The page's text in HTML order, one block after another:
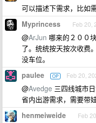
可以描述下需求，比如
Myprincess Feb 20,
@ArJun 哪来的２００
了。统统按天按次收费
没车位。
paulee OP Feb 20,
@Avedge 三四线城市
省内出游需求，需要带
henmeiweide Feb